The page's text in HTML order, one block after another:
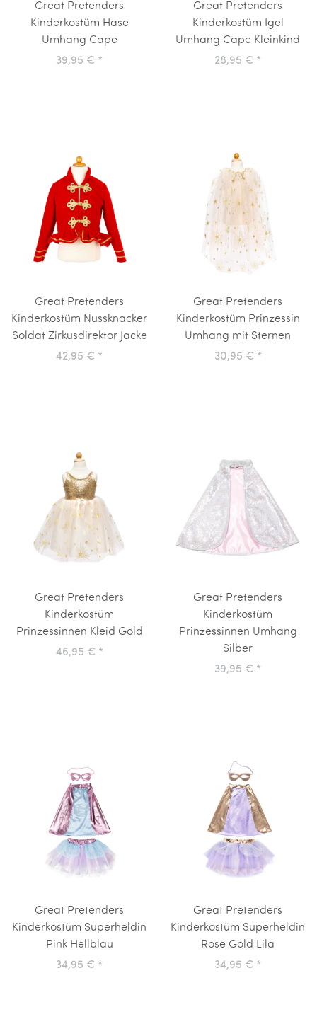
Great Pretenders
Kinderkostüm Hase
Umhang Cape
39,95 € *
Great Pretenders
Kinderkostüm Igel
Umhang Cape Kleinkind
28,95 € *
Great Pretenders
Kinderkostüm Nussknacker
Soldat Zirkusdirektor Jacke
42,95 € *
Great Pretenders
Kinderkostüm Prinzessin
Umhang mit Sternen
30,95 € *
Great Pretenders
Kinderkostüm
Prinzessinnen Kleid Gold
46,95 € *
Great Pretenders
Kinderkostüm
Prinzessinnen Umhang
Silber
39,95 € *
Great Pretenders
Kinderkostüm Superheldin
Pink Hellblau
34,95 € *
Great Pretenders
Kinderkostüm Superheldin
Rose Gold Lila
34,95 € *